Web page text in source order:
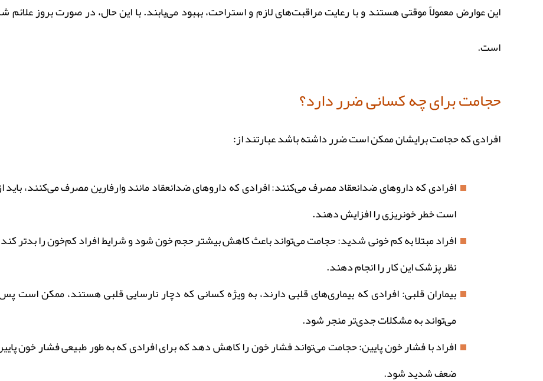
این عوارض معمولاً موقتی هستند و با رعایت مراقبت‌های لازم و استراحت، بهبود می‌یابند. با این حال، در صورت بروز
است.
حجامت برای چه کسانی ضرر دارد؟
افرادی که حجامت برایشان ممکن است ضرر داشته باشد عبارتند از:
افرادی که داروهای ضدانعقاد مصرف می‌کنند: افرادی که داروهای ضدانعقاد مانند وارفارین مصرف می‌کنند، باید
است خطر خونریزی را افزایش دهند.
افراد مبتلا به کم‌ خونی شدید: حجامت می‌تواند باعث کاهش بیشتر حجم خون شود و شرایط افراد کم‌خون را بدتر کند.
نظر پزشک این کار را انجام دهند.
بیماران قلبی: افرادی که بیماری‌های قلبی دارند، به ویژه کسانی که دچار نارسایی قلبی هستند، ممکن
می‌تواند به مشکلات جدی‌تر منجر شود.
افراد با فشار خون پایین: حجامت می‌تواند فشار خون را کاهش دهد که برای افرادی که به طور طبیعی فشار خون
ضعف شدید شود.